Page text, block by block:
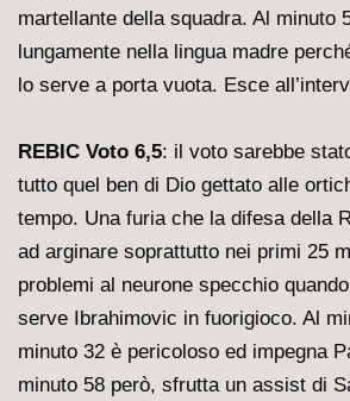
martellante della squadra. Al minuto
lungamente nella lingua madre
lo serve a porta vuota. Esce
REBIC Voto 6,5: il voto sarebbe
tutto quel ben di Dio gettato alle
tempo. Una furia che la difesa della
ad arginare soprattutto nei primi 25
problemi al neurone specchio
serve Ibrahimovic in fuorigioco. Al
minuto 32 è pericoloso ed impegna
minuto 58 però, sfrutta un assist di